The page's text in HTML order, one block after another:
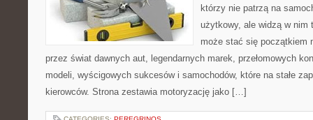
którzy nie patrzą na
użytkowy, ale widzą w nim
może stać się początkiem
przez świat dawnych aut, legendarnych marek, przełomowych
modeli, wyścigowych sukcesów i samochodów, które na stałe
kierowców. Strona zestawia motoryzację jako […]